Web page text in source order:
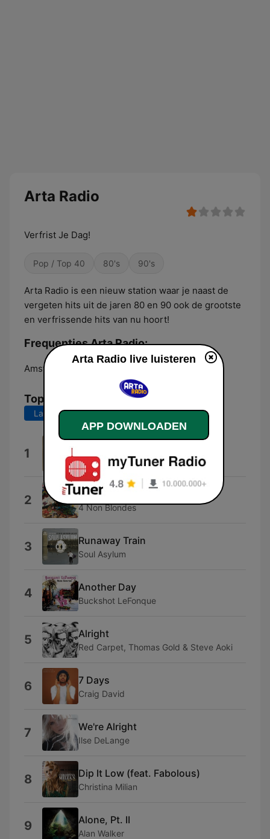
Arta Radio
Verfrist Je Dag!
Pop / Top 40 80's 90's
Arta Radio is een nieuw station waar je naast de
vergeten hits uit de jaren 80 en 90 ook de grootste
en verfrissende hits van nu hoort!
Frequenties Arta Radio:
Amsterdam:
Top nummers
Laatste 7 dagen Laatste 30 dagen
1 Rotzorg
2 What's Up?
4 Non Blondes
3 Runaway Train
Soul Asylum
4 Another Day
Buckshot LeFonque
5 Alright
Red Carpet, Thomas Gold & Steve Aoki
6 7 Days
Craig David
7 We're Alright
Ilse DeLange
8 Dip It Low (feat. Fabolous)
Christina Milian
9 Alone, Pt. II
Alan Walker
Arta Radio live luisteren
APP DOWNLOADEN